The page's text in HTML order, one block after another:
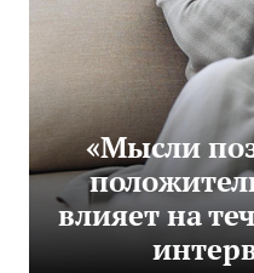
«Мысли
влияет на